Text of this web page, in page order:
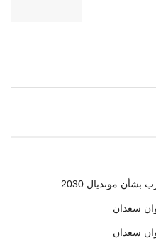
بشأن مونديال 2030
سعدان
سعدان